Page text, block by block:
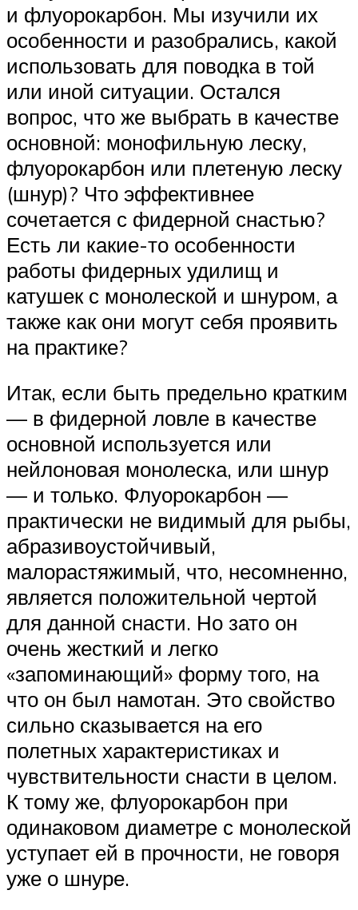
и флуорокарбон. Мы изучили их
особенности и разобрались, какой
использовать для поводка в той
или иной ситуации. Остался
вопрос, что же выбрать в качестве
основной: монофильную леску,
флуорокарбон или плетеную леску
(шнур)? Что эффективнее
сочетается с фидерной снастью?
Есть ли какие-то особенности
работы фидерных удилищ и
катушек с монолеской и шнуром, а
также как они могут себя проявить
на практике?
Итак, если быть предельно кратким
— в фидерной ловле в качестве
основной используется или
нейлоновая монолеска, или шнур
— и только. Флуорокарбон —
практически не видимый для рыбы,
абразивоустойчивый,
малорастяжимый, что, несомненно,
является положительной чертой
для данной снасти. Но зато он
очень жесткий и легко
«запоминающий» форму того, на
что он был намотан. Это свойство
сильно сказывается на его
полетных характеристиках и
чувствительности снасти в целом.
К тому же, флуорокарбон при
одинаковом диаметре с монолеской
уступает ей в прочности, не говоря
уже о шнуре.